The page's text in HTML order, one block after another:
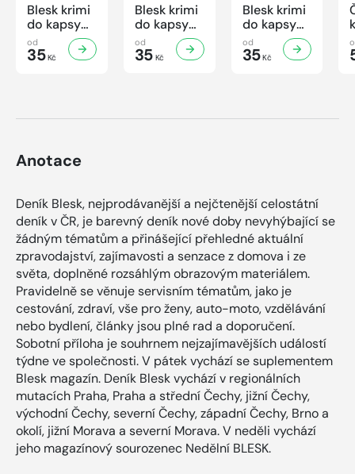
Blesk krimi
do kapsy
č.7/2026
od
35Kč
Blesk krimi
do kapsy
č.6/2026
od
35Kč
Blesk krimi
do kapsy
č.5/2026
od
35Kč
Anotace
Deník Blesk, nejprodávanější a nejčtenější celostátní
deník v ČR, je barevný deník nové doby nevyhýbající se
žádným tématům a přinášející přehledné aktuální
zpravodajství, zajímavosti a senzace z domova i ze
světa, doplněné rozsáhlým obrazovým materiálem.
Pravidelně se věnuje servisním tématům, jako je
cestování, zdraví, vše pro ženy, auto-moto, vzdělávání
nebo bydlení, články jsou plné rad a doporučení.
Sobotní příloha je souhrnem nejzajímavějších událostí
týdne ve společnosti. V pátek vychází se suplementem
Blesk magazín. Deník Blesk vychází v regionálních
mutacích Praha, Praha a střední Čechy, jižní Čechy,
východní Čechy, severní Čechy, západní Čechy, Brno a
okolí, jižní Morava a severní Morava. V neděli vychází
jeho magazínový sourozenec Nedělní BLESK.